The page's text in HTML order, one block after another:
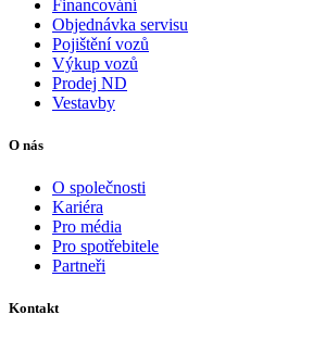
Financování
Objednávka servisu
Pojištění vozů
Výkup vozů
Prodej ND
Vestavby
O nás
O společnosti
Kariéra
Pro média
Pro spotřebitele
Partneři
Kontakt